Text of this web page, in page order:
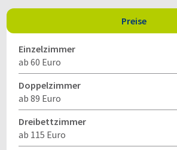
Preise
Einzelzimmer
ab 60 Euro
Doppelzimmer
ab 89 Euro
Dreibettzimmer
ab 115 Euro